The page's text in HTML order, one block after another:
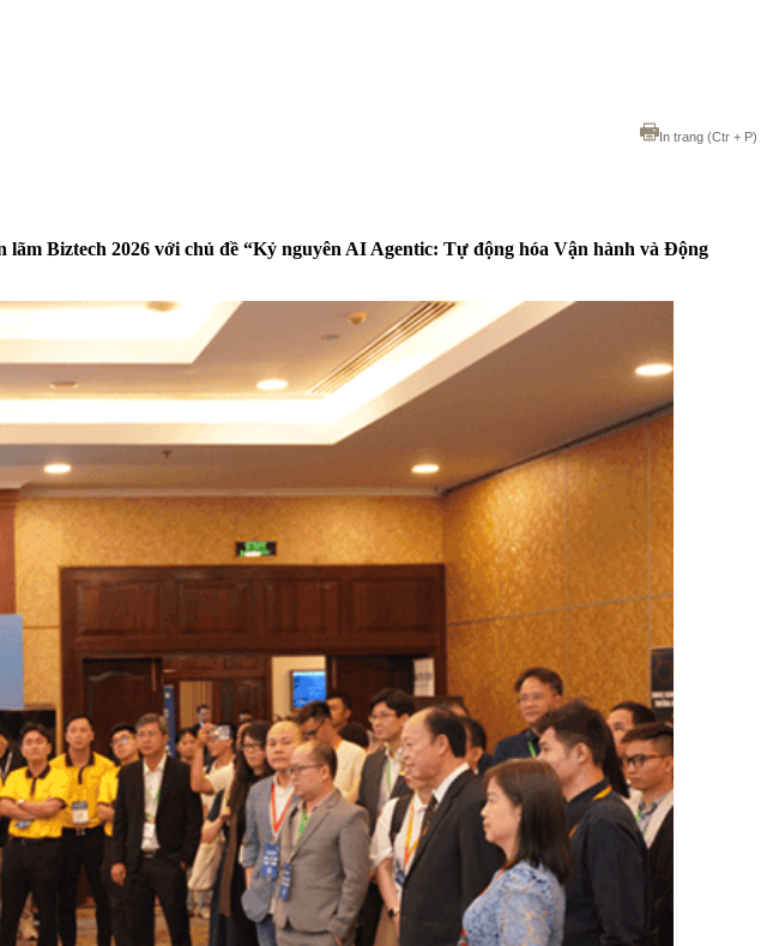
In trang (Ctr + P)
Biztech 2026 với chủ đề “Kỷ nguyên AI Agentic: Tự động hóa Vận hành và Động